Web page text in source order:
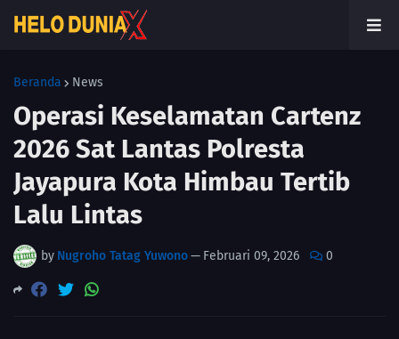
Beranda News
Operasi Keselamatan Cartenz
2026 Sat Lantas Polresta
Jayapura Kota Himbau Tertib
Lalu Lintas
by Nugroho Tatag Yuwono— Februari 09, 2026 0